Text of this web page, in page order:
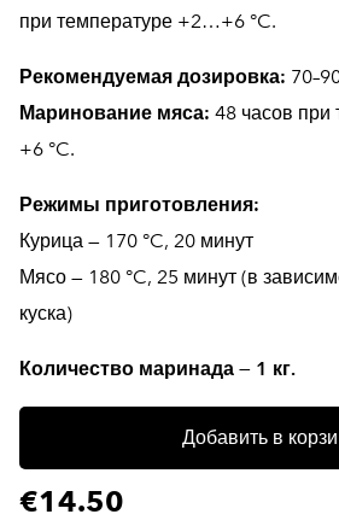
при температуре +2…+6 °C.
Рекомендуемая дозировка:
Маринование мяса: 48 часов
+6 °C.
Режимы приготовления:
Курица — 170 °C, 20 минут
Мясо — 180 °C, 25 минут (в
куска)
Количество маринада — 1 кг.
Добавить в
€14.50